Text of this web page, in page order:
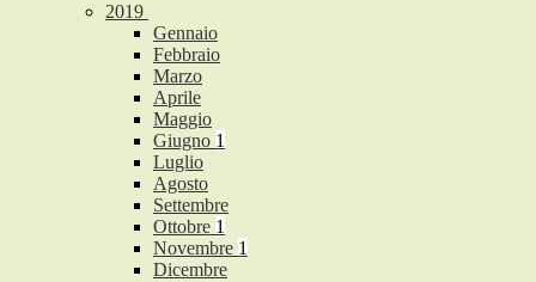
2019
Gennaio
Febbraio
Marzo
Aprile
Maggio
Giugno 1
Luglio
Agosto
Settembre
Ottobre 1
Novembre 1
Dicembre